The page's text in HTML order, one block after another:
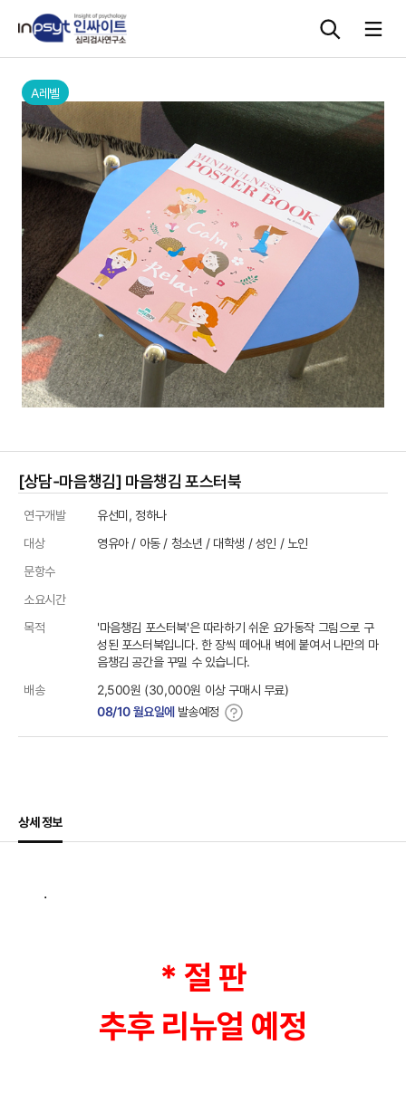
본문으로 바로가기
심리검사
상담도구
교육 워크숍
단체검사
A레벨
[상담-마음챙김] 마음챙김 포스터북
상품정보
연구개발
유선미, 정하나
대상
영유아 / 아동 / 청소년 / 대학생 / 성인 / 노인
문항수
소요시간
목적
'마음챙김 포스터북'은 따라하기 쉬운 요가동작 그림으로 구
성된 포스터북입니다. 한 장씩 떼어내 벽에 붙여서 나만의 마
음챙김 공간을 꾸밀 수 있습니다.
배송
2,500원 (30,000원 이상 구매시 무료)
08/10 월요일에 발송예정
상세 정보
상세정보
.
* 절 판
추후 리뉴얼 예정